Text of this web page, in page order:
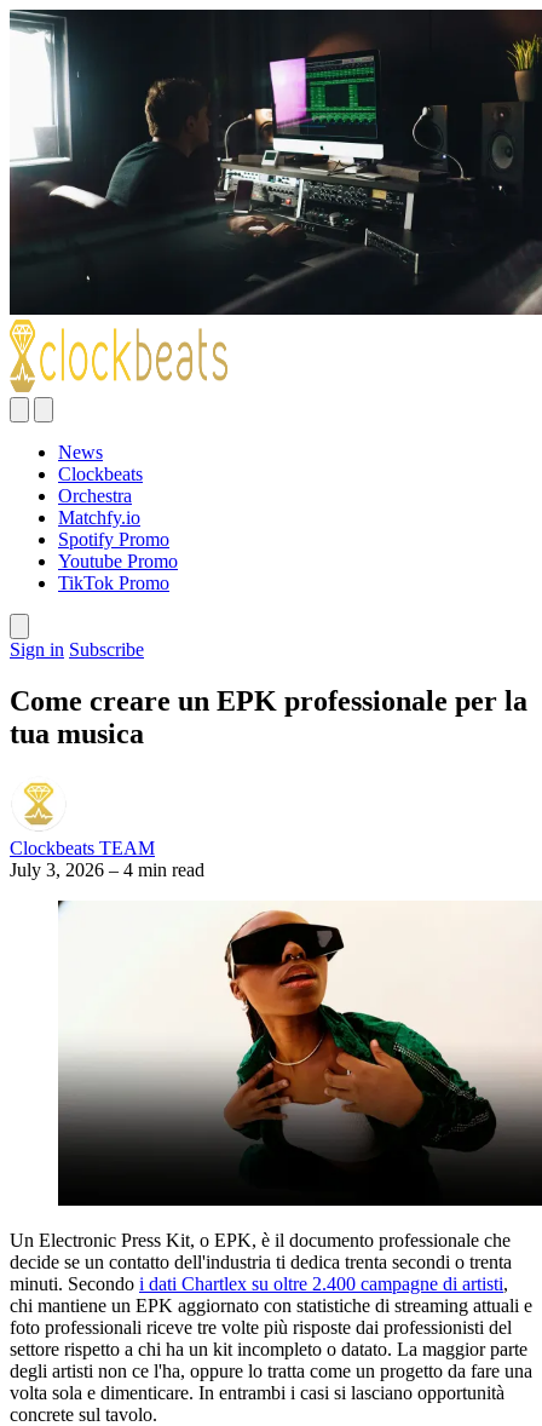
News
Clockbeats
Orchestra
Matchfy.io
Spotify Promo
Youtube Promo
TikTok Promo
Sign in Subscribe
Come creare un EPK professionale per la
tua musica
Clockbeats TEAM
July 3, 2026 – 4 min read
Un Electronic Press Kit, o EPK, è il documento professionale che
decide se un contatto dell'industria ti dedica trenta secondi o trenta
minuti. Secondo i dati Chartlex su oltre 2.400 campagne di artisti,
chi mantiene un EPK aggiornato con statistiche di streaming attuali e
foto professionali riceve tre volte più risposte dai professionisti del
settore rispetto a chi ha un kit incompleto o datato. La maggior parte
degli artisti non ce l'ha, oppure lo tratta come un progetto da fare una
volta sola e dimenticare. In entrambi i casi si lasciano opportunità
concrete sul tavolo.